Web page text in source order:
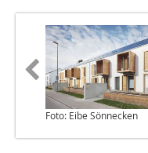
Foto: Eibe Sönnecken